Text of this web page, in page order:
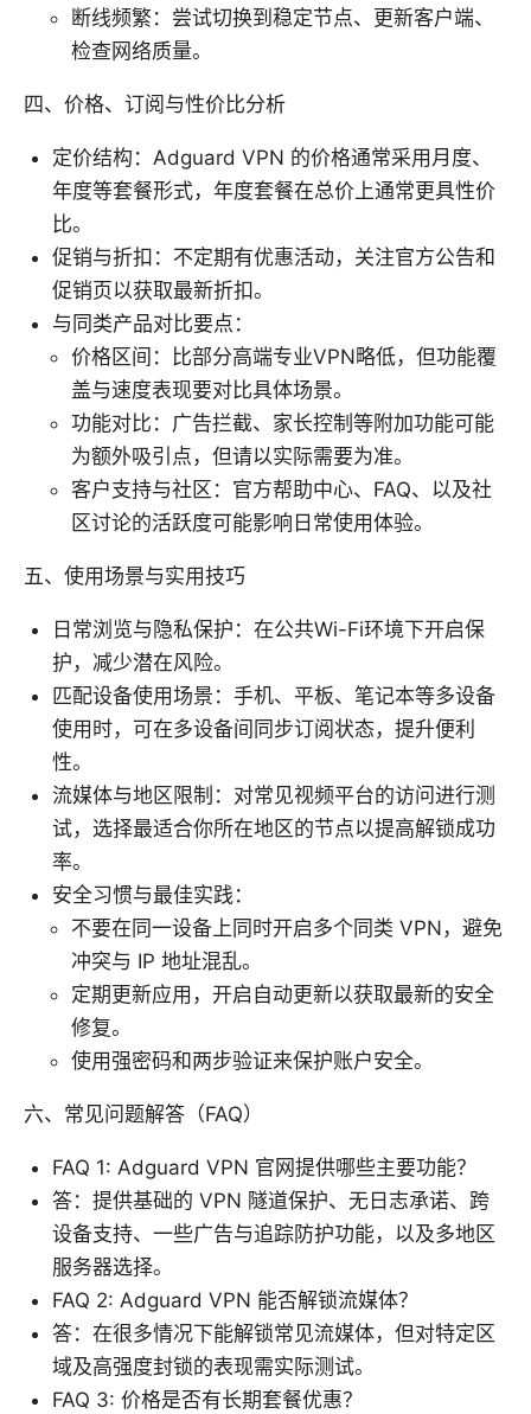
断线频繁：尝试切换到稳定节点、更新客户端、
检查网络质量。
四、价格、订阅与性价比分析
定价结构：Adguard VPN 的价格通常采用月度、
年度等套餐形式，年度套餐在总价上通常更具性价
比。
促销与折扣：不定期有优惠活动，关注官方公告和
促销页以获取最新折扣。
与同类产品对比要点：
价格区间：比部分高端专业VPN略低，但功能覆
盖与速度表现要对比具体场景。
功能对比：广告拦截、家长控制等附加功能可能
为额外吸引点，但请以实际需要为准。
客户支持与社区：官方帮助中心、FAQ、以及社
区讨论的活跃度可能影响日常使用体验。
五、使用场景与实用技巧
日常浏览与隐私保护：在公共Wi-Fi环境下开启保
护，减少潜在风险。
匹配设备使用场景：手机、平板、笔记本等多设备
使用时，可在多设备间同步订阅状态，提升便利
性。
流媒体与地区限制：对常见视频平台的访问进行测
试，选择最适合你所在地区的节点以提高解锁成功
率。
安全习惯与最佳实践：
不要在同一设备上同时开启多个同类 VPN，避免
冲突与 IP 地址混乱。
定期更新应用，开启自动更新以获取最新的安全
修复。
使用强密码和两步验证来保护账户安全。
六、常见问题解答（FAQ）
FAQ 1: Adguard VPN 官网提供哪些主要功能？
答：提供基础的 VPN 隧道保护、无日志承诺、跨
设备支持、一些广告与追踪防护功能，以及多地区
服务器选择。
FAQ 2: Adguard VPN 能否解锁流媒体？
答：在很多情况下能解锁常见流媒体，但对特定区
域及高强度封锁的表现需实际测试。
FAQ 3: 价格是否有长期套餐优惠？